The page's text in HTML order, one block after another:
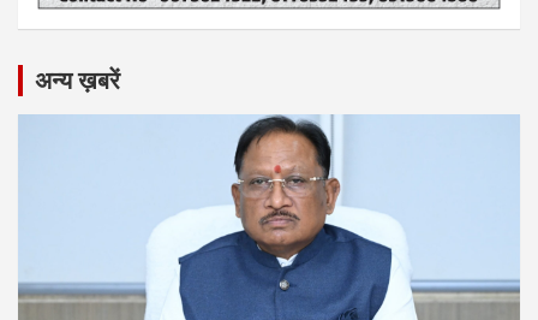
अन्य ख़बरें